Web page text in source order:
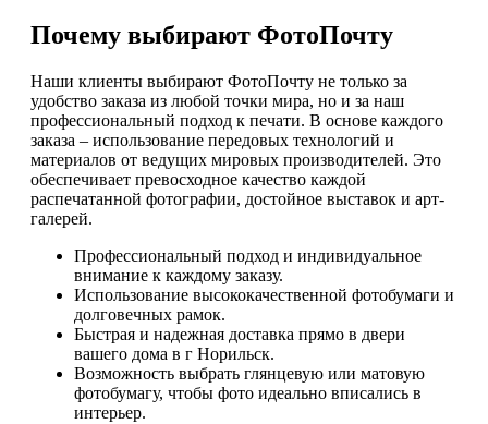
Почему выбирают ФотоПочту
Наши клиенты выбирают ФотоПочту не только за
удобство заказа из любой точки мира, но и за наш
профессиональный подход к печати. В основе каждого
заказа – использование передовых технологий и
материалов от ведущих мировых производителей. Это
обеспечивает превосходное качество каждой
распечатанной фотографии, достойное выставок и арт-
галерей.
Профессиональный подход и индивидуальное
внимание к каждому заказу.
Использование высококачественной фотобумаги и
долговечных рамок.
Быстрая и надежная доставка прямо в двери
вашего дома в г Норильск.
Возможность выбрать глянцевую или матовую
фотобумагу, чтобы фото идеально вписались в
интерьер.